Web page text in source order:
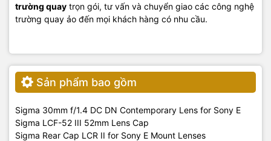
trường quay trọn gói, tư vấn và chuyển giao các công nghệ
trường quay ảo đến mọi khách hàng có nhu cầu.
Sản phẩm bao gồm
Sigma 30mm f/1.4 DC DN Contemporary Lens for Sony E
Sigma LCF-52 III 52mm Lens Cap
Sigma Rear Cap LCR II for Sony E Mount Lenses